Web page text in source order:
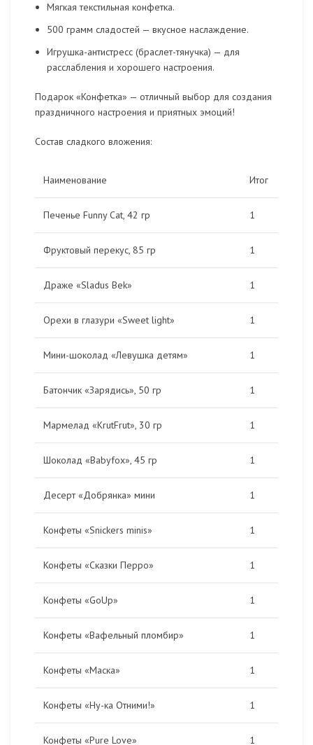
Мягкая текстильная конфетка.
500 грамм сладостей — вкусное наслаждение.
Игрушка-антистресс (браслет-тянучка) — для
расслабления и хорошего настроения.
Подарок «Конфетка» — отличный выбор для создания
праздничного настроения и приятных эмоций!
Состав сладкого вложения:
Наименование Итог
Печенье Funny Cat, 42 гр 1
Фруктовый перекус, 85 гр 1
Драже «Sladus Bek» 1
Орехи в глазури «Sweet light» 1
Мини-шоколад «Левушка детям» 1
Батончик «Зарядись», 50 гр 1
Мармелад «KrutFrut», 30 гр 1
Шоколад «Babyfox», 45 гр 1
Десерт «Добрянка» мини 1
Конфеты «Snickers minis» 1
Конфеты «Сказки Перро» 1
Конфеты «GoUp» 1
Конфеты «Вафельный пломбир» 1
Конфеты «Маска» 1
Конфеты «Ну-ка Отними!» 1
Конфеты «Pure Love» 1